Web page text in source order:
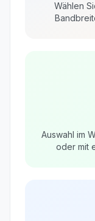
Wählen
Auswahl im
oder mit